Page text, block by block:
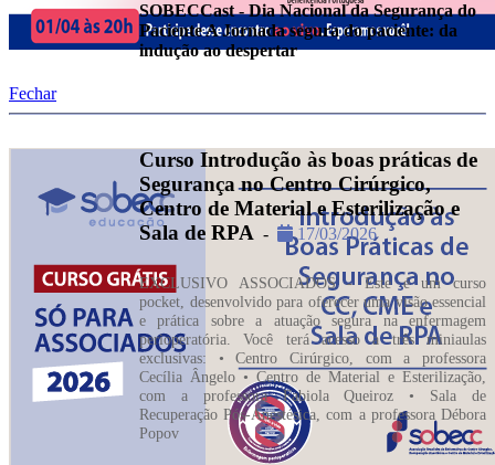
SOBECCast - Dia Nacional da Segurança do
Paciente A Jornada segura do paciente: da
indução ao despertar
Fechar
Curso Introdução às boas práticas de
Segurança no Centro Cirúrgico,
Centro de Material e Esterilização e
Sala de RPA - 17/03/2026
EXCLUSIVO ASSOCIADOS - Este é um curso
pocket, desenvolvido para oferecer uma visão essencial
e prática sobre a atuação segura na enfermagem
perioperatória. Você terá acesso a três miniaulas
exclusivas: • Centro Cirúrgico, com a professora
Cecília Ângelo • Centro de Material e Esterilização,
com a professora Fabiola Queiroz • Sala de
Recuperação Pós-Anestésica, com a professora Débora
Popov